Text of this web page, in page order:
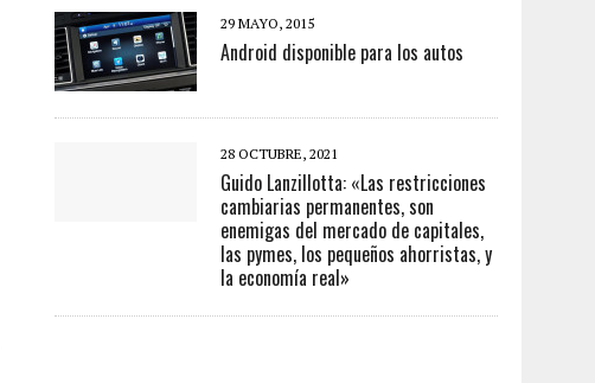
29 MAYO, 2015
Android disponible para los autos
28 OCTUBRE, 2021
Guido Lanzillotta: «Las restricciones
cambiarias permanentes, son
enemigas del mercado de capitales,
las pymes, los pequeños ahorristas, y
la economía real»